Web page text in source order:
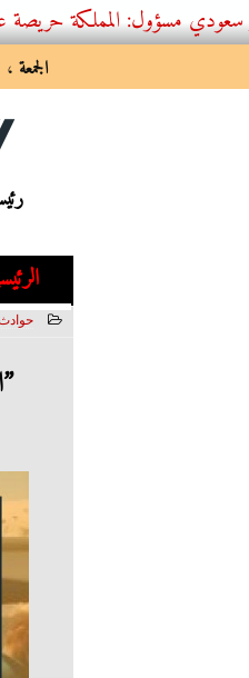
حريصة على علاقتها
الجمعة ، 7 أغسطس 2026